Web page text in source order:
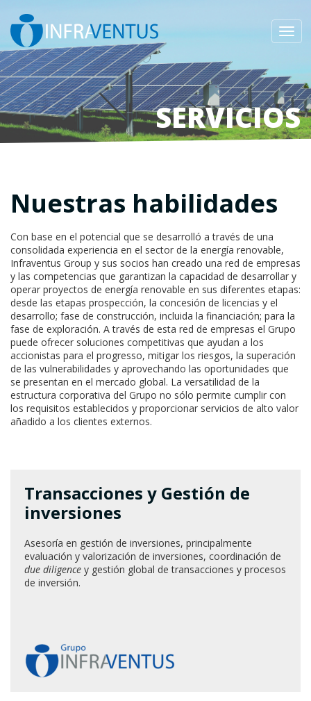
SERVICIOS
Nuestras habilidades
Con base en el potencial que se desarrolló a través de una
consolidada experiencia en el sector de la energía renovable,
Infraventus Group y sus socios han creado una red de empresas
y las competencias que garantizan la capacidad de desarrollar y
operar proyectos de energía renovable en sus diferentes etapas:
desde las etapas prospección, la concesión de licencias y el
desarrollo; fase de construcción, incluida la financiación; para la
fase de exploración. A través de esta red de empresas el Grupo
puede ofrecer soluciones competitivas que ayudan a los
accionistas para el progresso, mitigar los riesgos, la superación
de las vulnerabilidades y aprovechando las oportunidades que
se presentan en el mercado global. La versatilidad de la
estructura corporativa del Grupo no sólo permite cumplir con
los requisitos establecidos y proporcionar servicios de alto valor
añadido a los clientes externos.
Transacciones y Gestión de
inversiones
Asesoría en gestión de inversiones, principalmente
evaluación y valorización de inversiones, coordinación de
due diligence y gestión global de transacciones y procesos
de inversión.